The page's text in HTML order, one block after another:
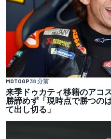
MOTOGP38 分前
来季ドゥカティ移籍のアコ
勝諦めず「現時点で勝つの
て出し切る」